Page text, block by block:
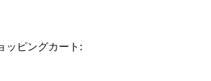
ッピングカート: